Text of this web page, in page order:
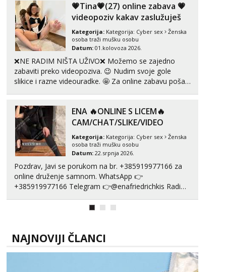
Obavijesti me kada se oslobodi
Liliana
Razgovaram :)
Tel: 064/677-677- Kod: #69
tel:0,93€ - mob:1,12€ min
Obavijesti me kada se oslobodi
Marta
Razgovaram :)
Tel: 064/677-677- Kod: #53
tel:0,93€ - mob:1,12€ min
Obavijesti me kada se oslobodi
Snježana
Razgovaram :)
Tel:064/677-677- Kod: #119
tel:0,93€ - mob:1,12€ min
Obavijesti me kada se oslobodi
064/677-677
tel:0,93€ - mob:1,12€ min
poljupce po tijelu koji me jako pale,obozavam kad
muskar...
💗Tina💗(27) online zabava 💗
videopoziv kakav zaslužuješ
Kategorija: Kategorija: Cyber sex
Ženska
osoba traži mušku osobu
Datum: 01.kolovoza 2026.
❌NE RADIM NIŠTA UŽIVO❌ Možemo se zajedno
zabaviti preko videopoziva. 😉 Nudim svoje gole
slikice i razne videouradke. 🤩 Za online zabavu pošalji
vidjeti na videopozivu. 😉 S vama sam vec 5 ...
ENA 🔥ONLINE S LICEM🔥
CAM/CHAT/SLIKE/VIDEO
Kategorija: Kategorija: Cyber sex
Ženska
osoba traži mušku osobu
Datum: 22.srpnja 2026.
Pozdrav, Javi se porukom na br. +385919977166 za
online druženje samnom. WhatsApp 👉
+385919977166 Telegram 👉@enafriedrichkis Radim
(Tina&Natali), razne kombinacije halteri, haljine,
NAJNOVIJI ČLANCI